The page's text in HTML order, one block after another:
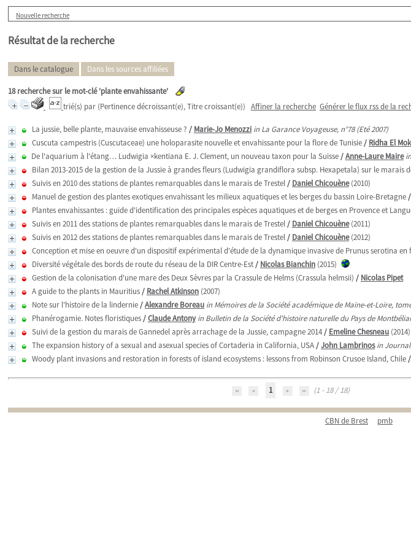
Nouvelle recherche
Résultat de la recherche
Dans le catalogue Dans les sources affiliées
18recherche sur le mot-clé'plante envahissante'
trié(s) par (Pertinence décroissant(e), Titre croissant(e)) Affiner la recherche Générer le flux rss de la
La jussie, belle plante, mauvaise envahisseuse ? / Marie-Jo Menozzi in La Garance Voyageuse, n°78 (Eté 2007)
Cuscuta campestris (Cuscutaceae) une holoparasite nouvelle et envahissante pour la flore de Tunisie/ Ridha El
De l'aquarium à l'étang… Ludwigia ×kentiana E. J. Clement, un nouveau taxon pour la Suisse/Anne-Laure Maire
Bilan 2013-2015 de la gestion de la Jussie à grandes fleurs (Ludwigia grandiflora subsp. Hexapetala) sur le marais
Suivis en 2010 des stations de plantes remarquables dans le marais de Trestel/ Daniel Chicouène(2010)
Manuel de gestion des plantes exotiques envahissant les milieux aquatiques et les berges du bassin Loire-Bretagne/
Plantes envahissantes : guide d'identification des principales espèces aquatiques et de berges en Provence et
Suivis en 2011 des stations de plantes remarquables dans le marais de Trestel/ Daniel Chicouène(2011)
Suivis en 2012 des stations de plantes remarquables dans le marais de Trestel/ Daniel Chicouène(2012)
Conception et mise en oeuvre d'un dispositif expérimental d'étude de la dynamique invasive de Prunus serotina
Diversité végétale des bords de route du réseau de la DIR Centre-Est/ Nicolas Bianchin (2015)
Gestion de la colonisation d'une mare des Deux Sèvres par la Crassule de Helms (Crassula helmsii) / Nicolas Pipet
A guide to the plants in Mauritius/ Rachel Atkinson (2007)
Note sur l'histoire de la lindernie/Alexandre Boreau in Mémoires de la Société académique de Maine-et-Loire,
Phanérogamie. Notes floristiques/Claude Antony in Bulletin de la Société d'histoire naturelle du Pays de
Suivi de la gestion du marais de Gannedel après arrachage de la Jussie, campagne 2014/ Emeline Chesneau (2014)
The expansion history of a sexual and asexual species of Cortaderia in California, USA/John Lambrinos in Journal
Woody plant invasions and restoration in forests of island ecosystems : lessons from Robinson Crusoe Island, Chile/
1 (1 - 18 / 18)
CBN de Brest pmb